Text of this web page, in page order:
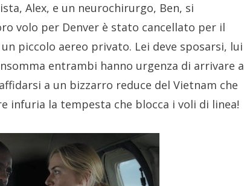
Alex, e un neurochirurgo, Ben, si
volo per Denver è stato cancellato per il
piccolo aereo privato. Lei deve sposarsi, lui
entrambi hanno urgenza di arrivare a
a un bizzarro reduce del Vietnam che
infuria la tempesta che blocca i voli di linea!